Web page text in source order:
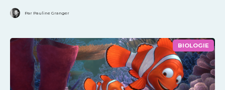
Par Pauline Granger
BIOLOGIE